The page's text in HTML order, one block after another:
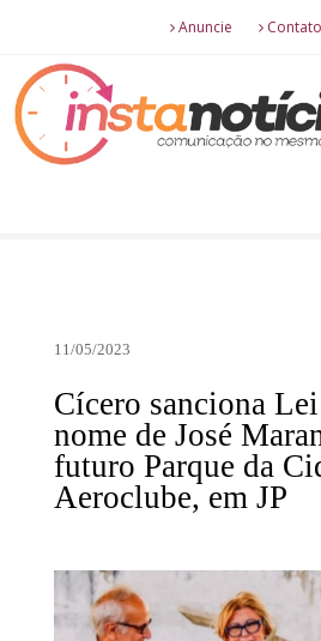
Anuncie
11/05/2023
Cícero sanciona
nome de José
futuro Parque da
Aeroclube, em JP